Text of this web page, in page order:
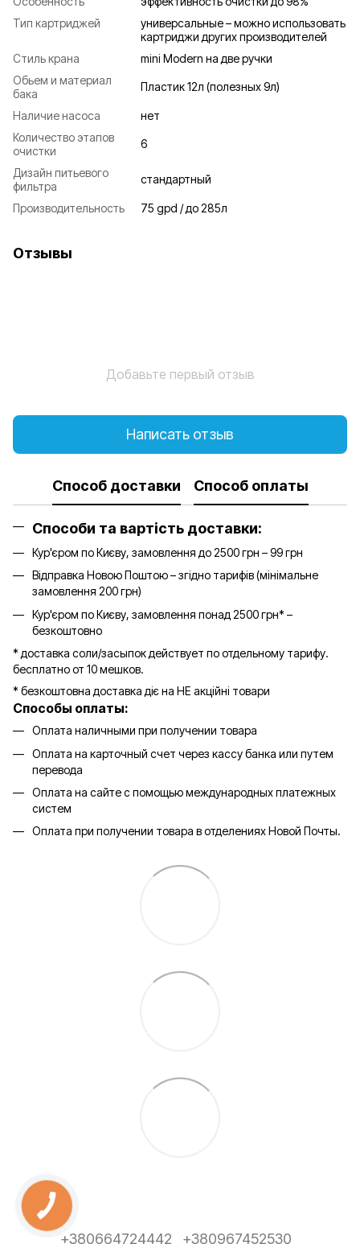
Тип картриджей
универсальные – можно использовать
картриджи других производителей
Стиль крана
mini Modern на две ручки
Обьем и материал
бака
Пластик 12л (полезных 9л)
Наличие насоса
нет
Количество этапов
очистки
6
Дизайн питьевого
фильтра
стандартный
Производительность 75 gpd / до 285л
Отзывы
Добавьте первый отзыв
Написать отзыв
Способ доставки Способ оплаты
Способи та вартість доставки:
Кур'єром по Києву, замовлення до 2500 грн – 99 грн
Відправка Новою Поштою – згідно тарифів (мінімальне
замовлення 200 грн)
Кур'єром по Києву, замовлення понад 2500 грн* –
безкоштовно
* доставка соли/засыпок действует по отдельному тарифу.
бесплатно от 10 мешков.
* безкоштовна доставка діє на НЕ акційні товари
Способы оплаты:
Оплата наличными при получении товара
Оплата на карточный счет через кассу банка или путем
перевода
Оплата на сайте с помощью международных платежных
систем
Оплата при получении товара в отделениях Новой Почты.
+380664724442 +380967452530